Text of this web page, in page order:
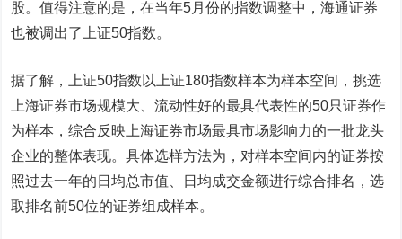
股。值得注意的是，在当年5月份的指数调整中，海通证券
也被调出了上证50指数。
据了解，上证50指数以上证180指数样本为样本空间，挑选
上海证券市场规模大、流动性好的最具代表性的50只证券作
为样本，综合反映上海证券市场最具市场影响力的一批龙头
企业的整体表现。具体选样方法为，对样本空间内的证券按
照过去一年的日均总市值、日均成交金额进行综合排名，选
取排名前50位的证券组成样本。